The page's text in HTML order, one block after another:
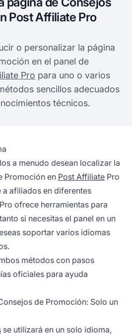
Post Affiliate Pro
o personalizar la página
en el panel de
Pro para uno o varios
sencillos adecuados
técnicos.
a menudo desean localizar la
Promoción en Post Affiliate Pro
afiliados en diferentes
ofrece herramientas para
si necesitas el panel en un
soportar varios idiomas
métodos con pasos
oficiales para ayuda
de Promoción: Solo un
se utilizará en un solo idioma,